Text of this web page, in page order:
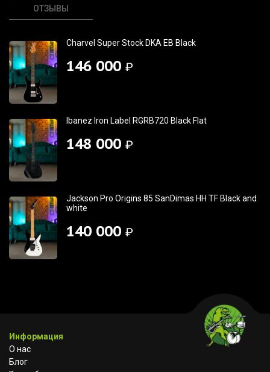
ОТЗЫВЫ
Charvel Super Stock DKA EB Black
146 000 ₽
Ibanez Iron Label RGRB720 Black Flat
148 000 ₽
Jackson Pro Origins 85 SanDimas HH TF Black and
white
140 000 ₽
Информация
О нас
Блог